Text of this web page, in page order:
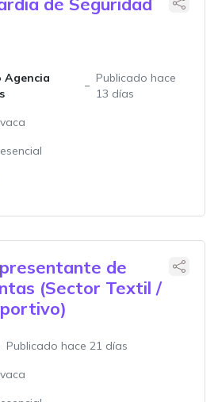
Agencia
Publicado hace
13 días
de
(Sector Textil /
Publicado hace 21 días